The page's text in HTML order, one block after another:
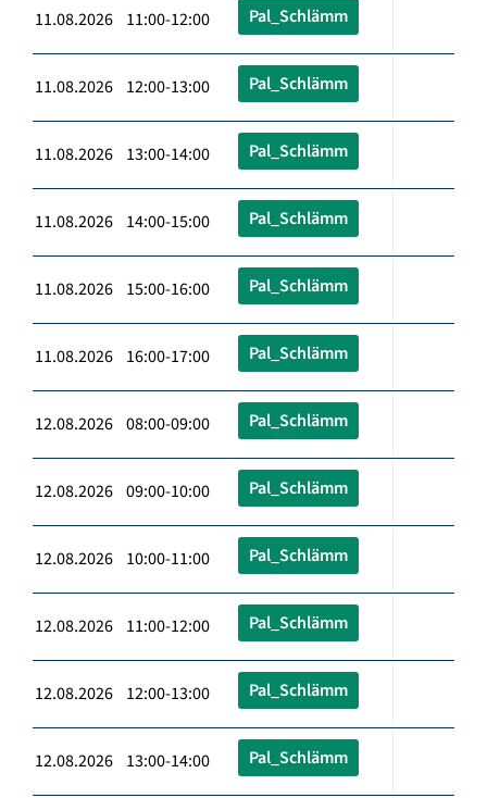
11.08.2026 11:00-12:00 Pal_Schlämm
11.08.2026 12:00-13:00 Pal_Schlämm
11.08.2026 13:00-14:00 Pal_Schlämm
11.08.2026 14:00-15:00 Pal_Schlämm
11.08.2026 15:00-16:00 Pal_Schlämm
11.08.2026 16:00-17:00 Pal_Schlämm
12.08.2026 08:00-09:00 Pal_Schlämm
12.08.2026 09:00-10:00 Pal_Schlämm
12.08.2026 10:00-11:00 Pal_Schlämm
12.08.2026 11:00-12:00 Pal_Schlämm
12.08.2026 12:00-13:00 Pal_Schlämm
12.08.2026 13:00-14:00 Pal_Schlämm